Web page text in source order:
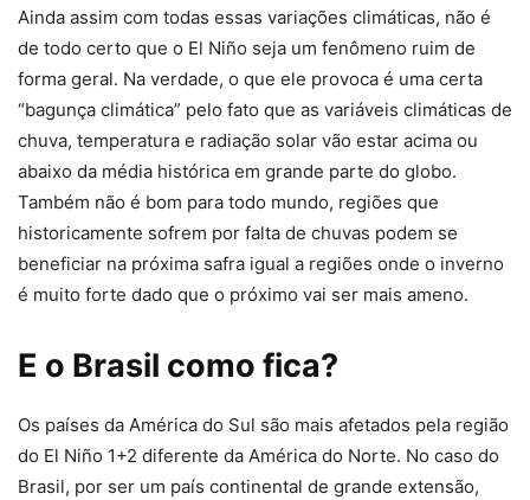
Ainda assim com todas essas variações climáticas, não é
de todo certo que o El Niño seja um fenômeno ruim de
forma geral. Na verdade, o que ele provoca é uma certa
“bagunça climática” pelo fato que as variáveis climáticas de
chuva, temperatura e radiação solar vão estar acima ou
abaixo da média histórica em grande parte do globo.
Também não é bom para todo mundo, regiões que
historicamente sofrem por falta de chuvas podem se
beneficiar na próxima safra igual a regiões onde o inverno
é muito forte dado que o próximo vai ser mais ameno.
E o Brasil como fica?
Os países da América do Sul são mais afetados pela região
do El Niño 1+2 diferente da América do Norte. No caso do
Brasil, por ser um país continental de grande extensão,